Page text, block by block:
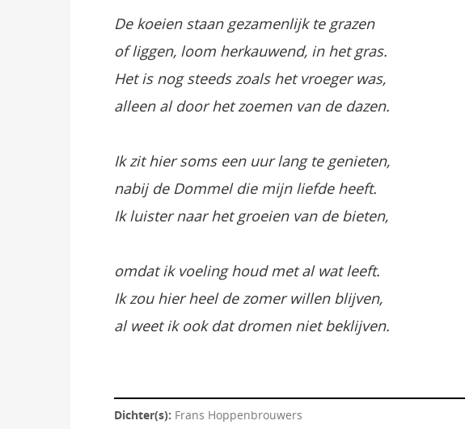
De koeien staan gezamenlijk te grazen
of liggen, loom herkauwend, in het gras.
Het is nog steeds zoals het vroeger was,
alleen al door het zoemen van de dazen.
Ik zit hier soms een uur lang te genieten,
nabij de Dommel die mijn liefde heeft.
Ik luister naar het groeien van de bieten,
omdat ik voeling houd met al wat leeft.
Ik zou hier heel de zomer willen blijven,
al weet ik ook dat dromen niet beklijven.
Dichter(s): Frans Hoppenbrouwers